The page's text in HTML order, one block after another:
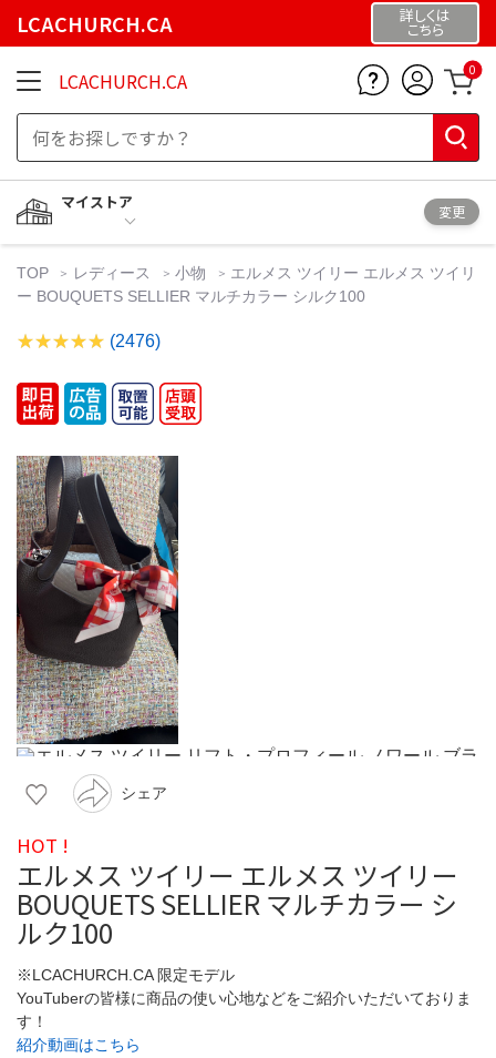
LCACHURCH.CA 詳しくは
こちら
LCACHURCH.CA 0
マイストア
変更
TOP レディース 小物
エルメス ツイリー エルメス ツイリ
ー BOUQUETS SELLIER マルチカラー シルク100
(2476)
シェア
HOT !
エルメス ツイリー エルメス ツイリー
BOUQUETS SELLIER マルチカラー シ
ルク100
※LCACHURCH.CA 限定モデル
YouTuberの皆様に商品の使い心地などをご紹介いただいておりま
す！
紹介動画はこちら